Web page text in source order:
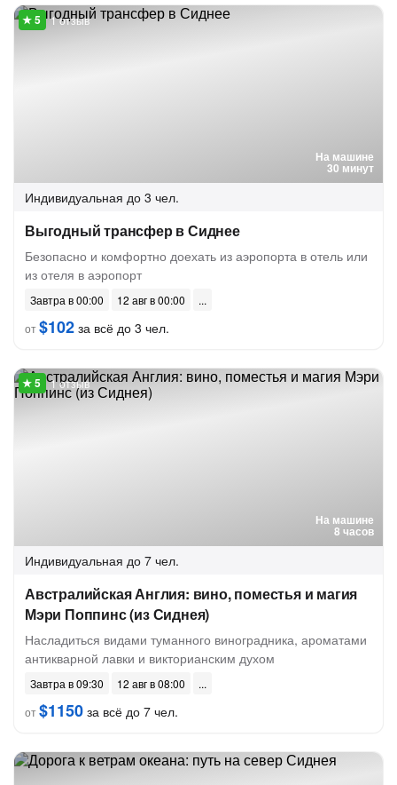
На машине
30 минут
1 отзыв
Индивидуальная до 3 чел.
Выгодный трансфер в Сиднее
Безопасно и комфортно доехать из аэропорта в отель или
из отеля в аэропорт
Завтра в 00:00
12 авг в 00:00
от$102 за всё до 3 чел.
На машине
8 часов
1 отзыв
Индивидуальная до 7 чел.
Австралийская Англия: вино, поместья и магия
Мэри Поппинс (из Сиднея)
Насладиться видами туманного виноградника, ароматами
антикварной лавки и викторианским духом
Завтра в 09:30
12 авг в 08:00
от$1150 за всё до 7 чел.